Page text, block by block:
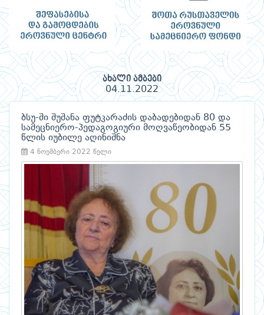
ახალი ამბები
04.11.2022
ბსუ-ში შუშანა ფუტკარაძის დაბადებიდან 80 და
სამეცნიერო-პედაგოგიური მოღვაწეობიდან 55
წლის იუბილე აღინიშნა
4 ნოემბერი 2022 წელი